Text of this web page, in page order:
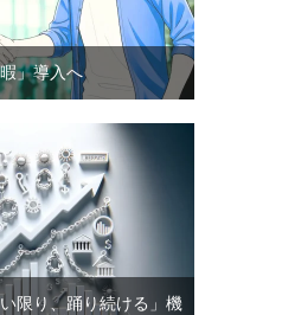
」導入へ
限り、踊り続ける」機